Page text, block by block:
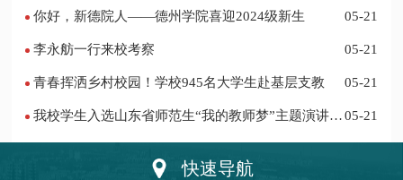
你好，新德院人——德州学院喜迎2024级新生 05-21
李永舫一行来校考察 05-21
青春挥洒乡村校园！学校945名大学生赴基层支教 05-21
我校学生入选山东省师范生“我的教师梦”主题演讲活
05-21
快速导航